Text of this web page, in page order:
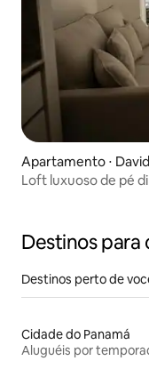
Apartamento ⋅ David
Loft luxuoso de pé
Destinos para
Destinos perto de
Cidade do Panamá
Aluguéis por